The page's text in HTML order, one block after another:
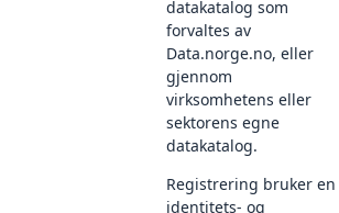
datakatalog som
forvaltes av
Data.norge.no, eller
gjennom
virksomhetens eller
sektorens egne
datakatalog.
Registrering bruker en
identitets- og